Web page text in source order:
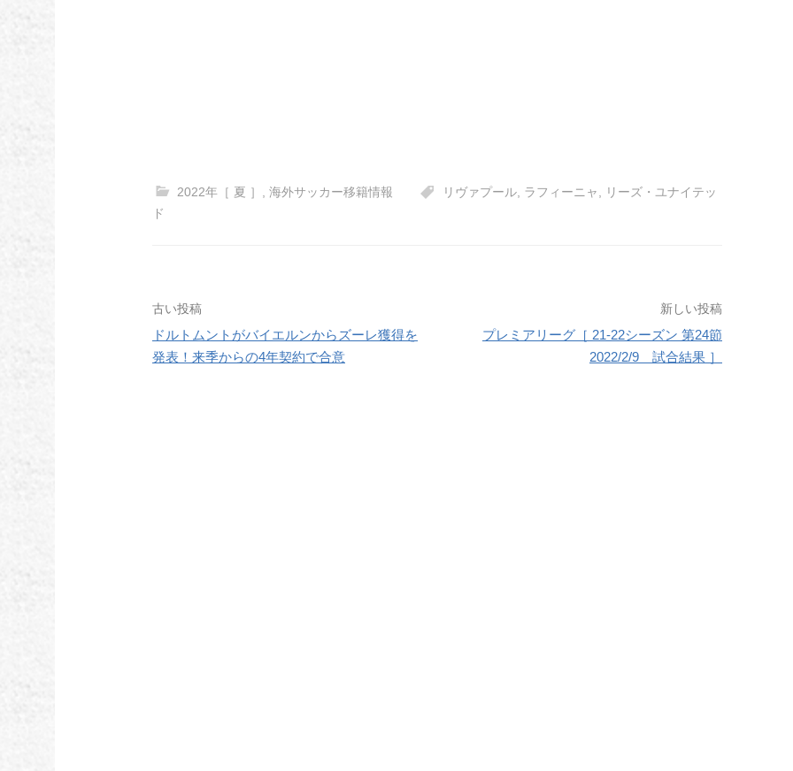
2022年［ 夏 ］ 海外サッカー移籍情報 リヴァプール ラフィーニャ
リーズ・ユナイテッ
ド
投
稿
古い投稿
ドルトムントがバイエルンからズーレ獲得を
発表！来季からの4年契約で合意
新しい投稿
プレミアリーグ［ 21-22シーズン 第24節
2022/2/9 試合結果 ］